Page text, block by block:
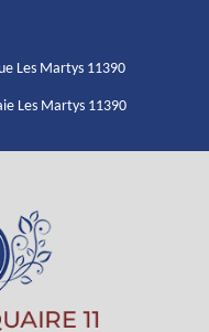
Les Martys 11390
Les Martys 11390